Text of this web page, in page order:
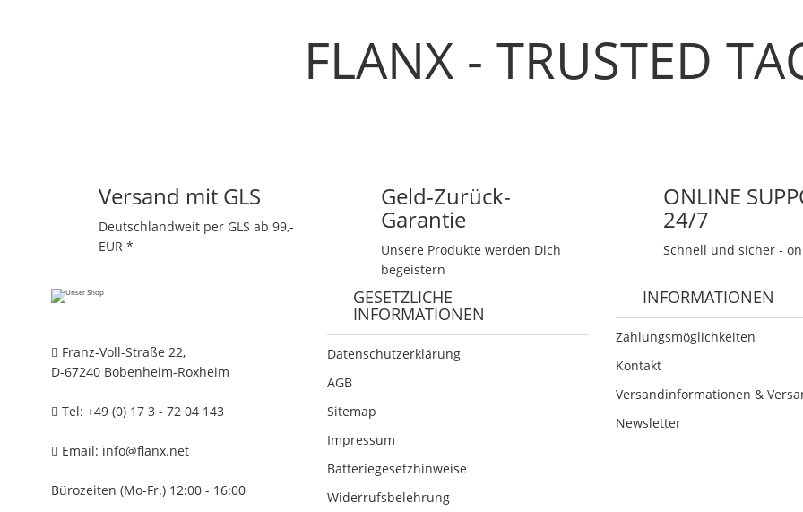
FLANX - TRUSTED
Versand mit GLS
Deutschlandweit per GLS ab 99,-
EUR *
Geld-Zurück-
Garantie
Unsere Produkte werden Dich
begeistern
ONLINE
24/7
Schnell und sicher -
Franz-Voll-Straße 22,
D-67240 Bobenheim-Roxheim
Tel: +49 (0) 17 3 - 72 04 143
Email: info@flanx.net
Bürozeiten (Mo-Fr.) 12:00 - 16:00
GESETZLICHE
INFORMATIONEN
Datenschutzerklärung
AGB
Sitemap
Impressum
Batteriegesetzhinweise
Widerrufsbelehrung
INFORMATIONEN
Zahlungsmöglichkeiten
Kontakt
Versandinformationen &
Newsletter